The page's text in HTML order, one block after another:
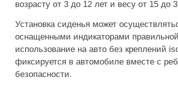
возрасту от 3 до 12 лет и весу от 15 до
Установка сиденья может
оснащенными индикаторами
использование на авто без креплений
фиксируется в автомобиле вместе с
безопасности.